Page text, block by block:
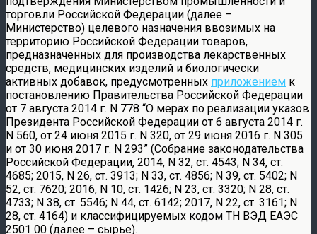
торговли Российской Федерации (далее –
Министерство) целевого назначения ввозимых на
территорию Российской Федерации товаров,
предназначенных для производства лекарственных
средств, медицинских изделий и биологически
активных добавок, предусмотренных приложением к
постановлению Правительства Российской Федерации
от 7 августа 2014 г. N 778 “О мерах по реализации указов
Президента Российской Федерации от 6 августа 2014 г.
N 560, от 24 июня 2015 г. N 320, от 29 июня 2016 г. N 305
и от 30 июня 2017 г. N 293” (Собрание законодательства
Российской Федерации, 2014, N 32, ст. 4543; N 34, ст.
4685; 2015, N 26, ст. 3913; N 33, ст. 4856; N 39, ст. 5402; N
52, ст. 7620; 2016, N 10, ст. 1426; N 23, ст. 3320; N 28, ст.
4733; N 38, ст. 5546; N 44, ст. 6142; 2017, N 22, ст. 3161; N
28, ст. 4164) и классифицируемых кодом ТН ВЭД ЕАЭС
2501 00 (далее – сырье).